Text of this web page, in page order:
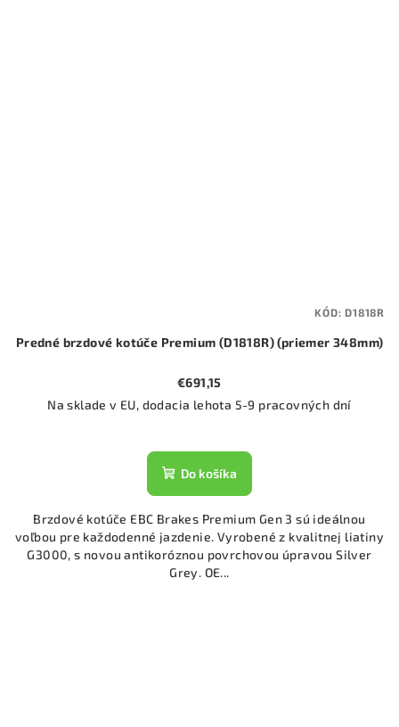
Predné brzdové kotúče Premium (D1818R) (priemer 348mm)
€691,15
Na sklade v EU, dodacia lehota 5-9 pracovných dní
Do košíka
Brzdové kotúče EBC Brakes Premium Gen 3 sú ideálnou
voľbou pre každodenné jazdenie. Vyrobené z kvalitnej liatiny
G3000, s novou antikoróznou povrchovou úpravou Silver
Grey. OE...
KÓD:D1818R